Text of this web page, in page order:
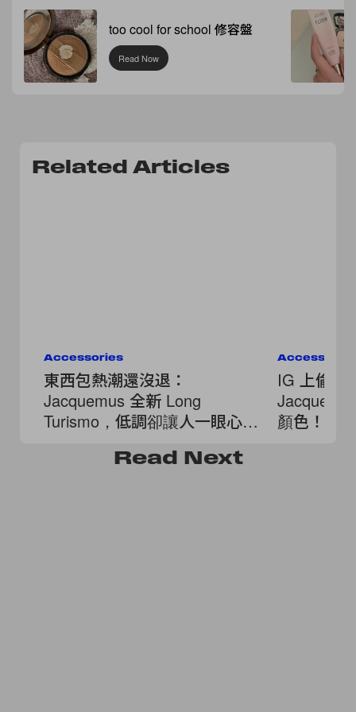
too cool for school 修容盤
Read Now
Related Articles
Accessories
東西包熱潮還沒退：
Jacquemus 全新 Long
Turismo，低調卻讓人一眼心
IG 上偷愉
顏色！
Read Next